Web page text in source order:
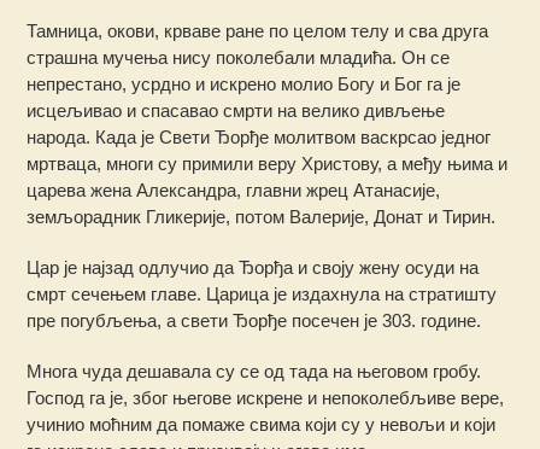
Тамница, окови, крваве ране по целом телу и сва друга
страшна мучења нису поколебали младића. Он се
непрестано, усрдно и искрено молио Богу и Бог га је
исцељивао и спасавао смрти на велико дивљење
народа. Када је Свети Ђорђе молитвом васкрсао једног
мртваца, многи су примили веру Христову, а међу њима и
царева жена Александра, главни жрец Атанасије,
земљорадник Гликерије, потом Валерије, Донат и Тирин.
Цар је најзад одлучио да Ђорђа и своју жену осуди на
смрт сечењем главе. Царица је издахнула на стратишту
пре погубљења, а свети Ђорђе посечен је 303. године.
Многа чуда дешавала су се од тада на његовом гробу.
Господ га је, због његове искрене и непоколебљиве вере,
учинио моћним да помаже свима који су у невољи и који